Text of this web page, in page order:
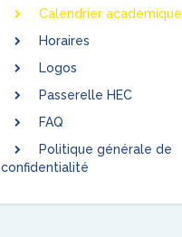
Calendrier academique
Horaires
Logos
Passerelle HEC
FAQ
Politique générale de
confidentialité